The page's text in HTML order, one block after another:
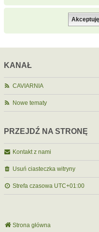
KANAŁ
CAVIARNIA
Nowe tematy
PRZEJDŹ NA STRONĘ
Kontakt z nami
Usuń ciasteczka witryny
Strefa czasowa UTC+01:00
Strona główna